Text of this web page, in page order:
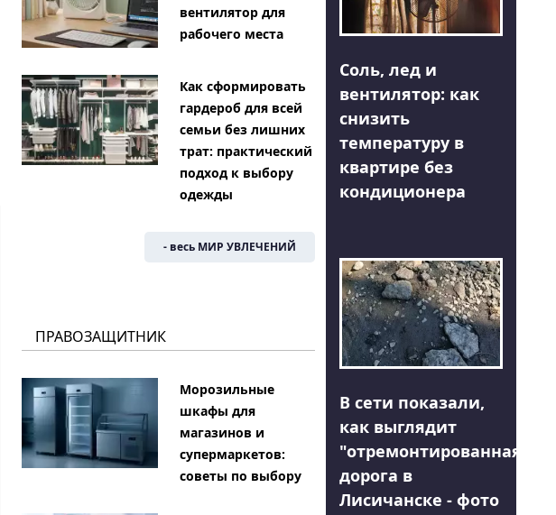
вентилятор для
рабочего места
Как сформировать
гардероб для всей
семьи без лишних
трат: практический
подход к выбору
одежды
- весь МИР УВЛЕЧЕНИЙ
ПРАВОЗАЩИТНИК
Морозильные
шкафы для
магазинов и
супермаркетов:
советы по выбору
Соль, лед и
вентилятор: как
снизить
температуру в
квартире без
кондиционера
В сети показали,
как выглядит
"отремонтированная"
дорога в
Лисичанске - фото